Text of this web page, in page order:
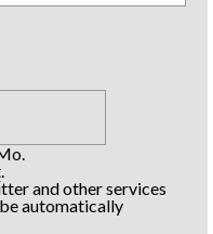
and other services
automatically